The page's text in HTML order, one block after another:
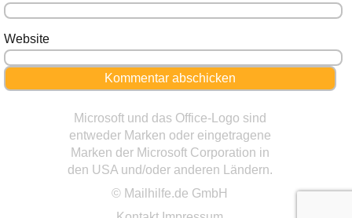
Website
Microsoft und das Office-Logo sind
entweder Marken oder eingetragene
Marken der Microsoft Corporation in
den USA und/oder anderen Ländern.
© Mailhilfe.de GmbH